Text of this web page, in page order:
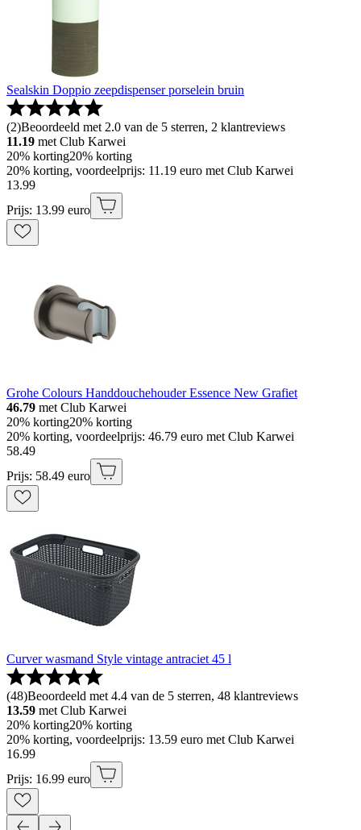
Sealskin Doppio zeepdispenser porselein bruin
(2)Beoordeeld met 2.0 van de 5 sterren, 2 klantreviews
11.19 met Club Karwei
20% korting20% korting
20% korting, voordeelprijs: 11.19 euro met Club Karwei
13.99
Prijs: 13.99 euro
Grohe Colours Handdouchehouder Essence New Grafiet
46.79 met Club Karwei
20% korting20% korting
20% korting, voordeelprijs: 46.79 euro met Club Karwei
58.49
Prijs: 58.49 euro
Curver wasmand Style vintage antraciet 45 l
(48)Beoordeeld met 4.4 van de 5 sterren, 48 klantreviews
13.59 met Club Karwei
20% korting20% korting
20% korting, voordeelprijs: 13.59 euro met Club Karwei
16.99
Prijs: 16.99 euro